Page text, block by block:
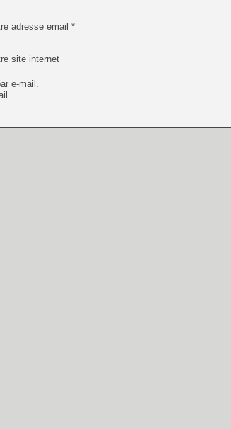
[LS] [PS5] Premiers
adresse email *
site internet
e-mail.